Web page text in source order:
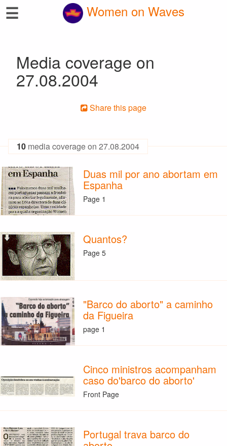
☰ Women on Waves
Media coverage on
27.08.2004
Share this page
10 media coverage on 27.08.2004
Duas mil por ano abortam em
Espanha
Page 1
Quantos?
Page 5
"Barco do aborto" a caminho
da Figueira
page 1
Cinco ministros acompanham
caso do'barco do aborto'
Front Page
Portugal trava barco do